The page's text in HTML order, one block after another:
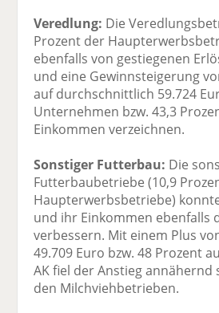
Veredlung: Die
Prozent der
ebenfalls von gestiegenen
und eine Gewinnsteigerung
auf durchschnittlich 59.724
Unternehmen bzw. 43,3
Einkommen verzeichnen.
Sonstiger Futterbau: Die
Futterbaubetriebe (10,9
Haupterwerbsbetriebe)
und ihr Einkommen ebenfalls
verbessern. Mit einem Plus
49.709 Euro bzw. 48 Prozent
AK fiel der Anstieg annähernd
den Milchviehbetrieben.